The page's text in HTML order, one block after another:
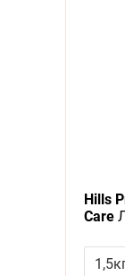
Hills
Care
Рта